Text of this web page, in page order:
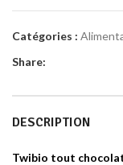
Catégories :
Share:
DESCRIPTION
Twibio tout